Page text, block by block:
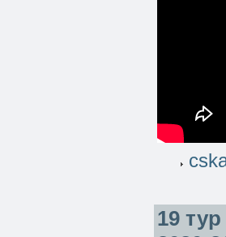
19